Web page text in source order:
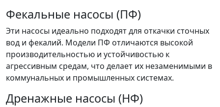
Фекальные насосы (ПФ)
Эти насосы идеально подходят для откачки сточных
вод и фекалий. Модели ПФ отличаются высокой
производительностью и устойчивостью к
агрессивным средам, что делает их незаменимыми в
коммунальных и промышленных системах.
Дренажные насосы (НФ)